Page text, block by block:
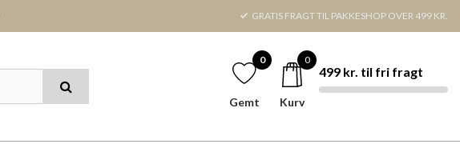
GRATIS FRAGT TIL PAKKESHOP OVER 499 KR.
0
Gemt
0
Kurv
499 kr. til fri fragt